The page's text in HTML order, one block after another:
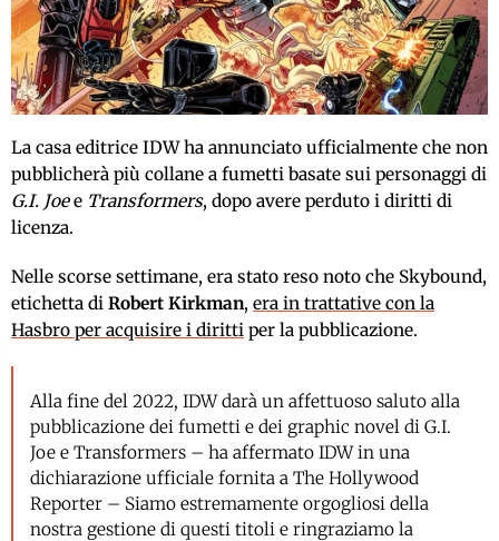
La casa editrice IDW ha annunciato ufficialmente che non
pubblicherà più collane a fumetti basate sui personaggi di
G.I. Joee Transformers, dopo avere perduto i diritti di
licenza.
Nelle scorse settimane, era stato reso noto che Skybound,
etichetta di Robert Kirkman, era in trattative con la
Hasbro per acquisire i diritti per la pubblicazione.
Alla fine del 2022, IDW darà un affettuoso saluto alla
pubblicazione dei fumetti e dei graphic novel di G.I.
Joe e Transformers – ha affermato IDW in una
dichiarazione ufficiale fornita a The Hollywood
Reporter – Siamo estremamente orgogliosi della
nostra gestione di questi titoli e ringraziamo la